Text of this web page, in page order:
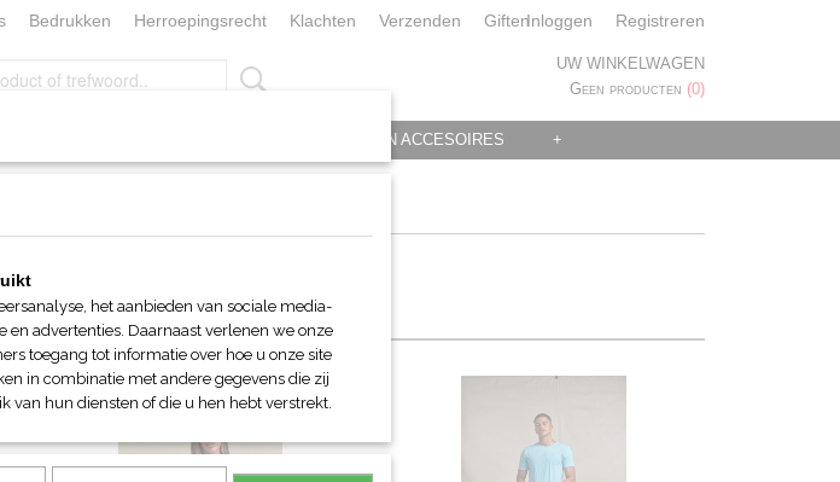
Bedrukken Herroepingsrecht Klachten Verzenden GiftenInloggen Registreren
UW WINKELWAGEN
Geen producten (0)
KERST/FEEST KLEDING EN ACCESOIRES +
het aanbieden van sociale media-
advertenties. Daarnaast verlenen we onze
toegang tot informatie over hoe u onze site
in combinatie met andere gegevens die zij
hun diensten of die u hen hebt verstrekt.